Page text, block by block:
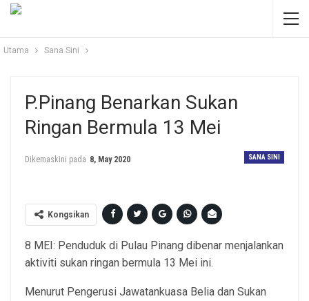
Utama Sana Sini
P.Pinang Benarkan Sukan
Ringan Bermula 13 Mei
SANA SINI
Dikemaskini pada 8, May 2020
Kongsikan
8 MEI: Penduduk di Pulau Pinang dibenar menjalankan
aktiviti sukan ringan bermula 13 Mei ini.
Menurut Pengerusi Jawatankuasa Belia dan Sukan